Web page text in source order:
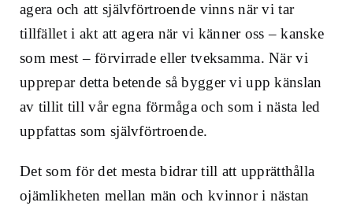
agera och att självförtroende vinns när vi tar
tillfället i akt att agera när vi känner oss – kanske
som mest – förvirrade eller tveksamma. När vi
upprepar detta betende så bygger vi upp känslan
av tillit till vår egna förmåga och som i nästa led
uppfattas som självförtroende.
Det som för det mesta bidrar till att upprätthålla
ojämlikheten mellan män och kvinnor i nästan